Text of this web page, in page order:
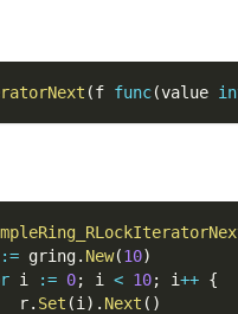
(f func(value
:= gring. New(10)
i := 0; i < 10; i++ {
r
. Set (i ) . Next ( )